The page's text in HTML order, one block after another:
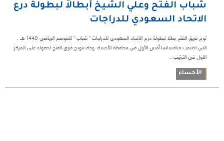
شباب الفتح وعلي الشيخ أبطالاً لبطولة درع
الاتحاد السعودي للدراجات
توج فريق الفتح بطلا لبطولة درع الاتحاد السعودي للدراجات " شباب " للموسم الرياضي 1440 هـ ،
التي اختتمت منافساتها أمس الأول في محافظة الأحساء .وجاء تتويج فريق الفتح لحصوله على المركز
الأول في الترتيب ...
الأحساء